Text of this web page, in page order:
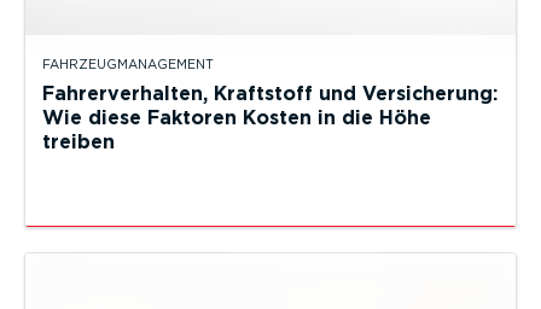
FAHRZEUGMANAGEMENT
Fahrerverhalten, Kraftstoff und Versicherung:
Wie diese Faktoren Kosten in die Höhe
treiben